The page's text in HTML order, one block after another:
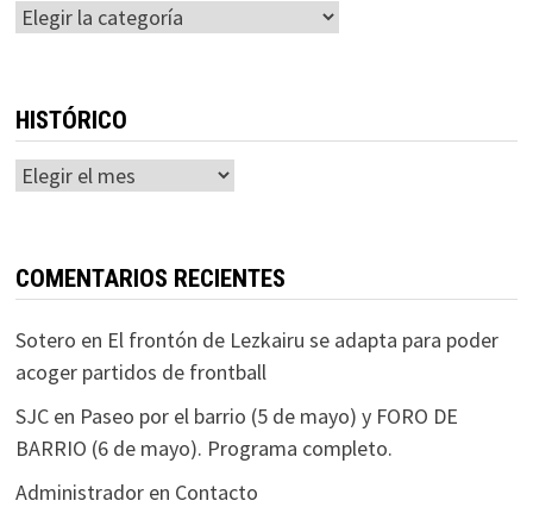
Categorías
HISTÓRICO
Histórico
COMENTARIOS RECIENTES
Sotero en El frontón de Lezkairu se adapta para poder
acoger partidos de frontball
SJCen Paseo por el barrio (5 de mayo) y FORO DE
BARRIO (6 de mayo). Programa completo.
Administradoren Contacto